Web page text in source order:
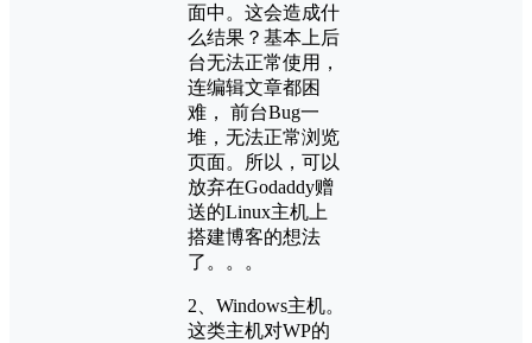
面中。这会造成什
么结果？基本上后
台无法正常使用，
连编辑文章都困
难， 前台Bug一
堆，无法正常浏览
页面。所以，可以
放弃在Godaddy赠
送的Linux主机上
搭建博客的想法
了。。。
2、Windows主机。
这类主机对WP的